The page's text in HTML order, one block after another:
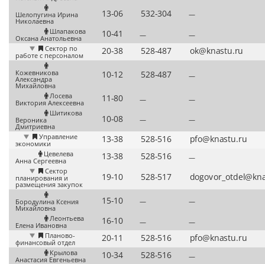
Шелопугина Ирина
Николаевна
—
Шлапакова
Оксана Анатольевна
—
—
Сектор по
работе с персоналом
Кожевникова
Александра
Михайловна
—
Лосева
Виктория Алексеевна
—
—
Шитикова
Вероника
Дмитриевна
—
—
Управление
экономики
Цевелева
Анна Сергеевна
—
Сектор
планирования и
размещения закупок
Бородулина Ксения
Михайловна
—
—
Леонтьева
Елена Ивановна
—
—
Планово-
финансовый отдел
Крылова
Анастасия Евгеньевна
—